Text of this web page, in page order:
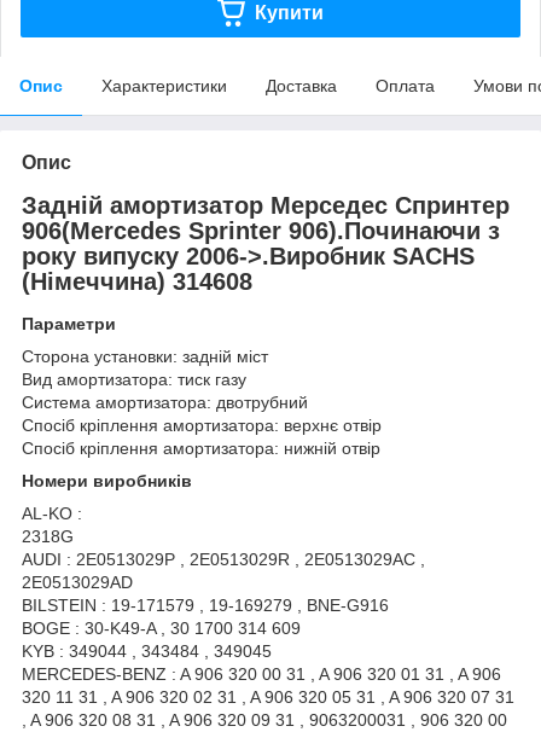
Купити
Опис Характеристики Доставка Оплата Умови
Опис
Задній амортизатор Мерседес Спринтер
906(Mercedes Sprinter 906).Починаючи з
року випуску 2006->.Виробник SACHS
(Німеччина) 314608
Параметри
Сторона установки: задній міст
Вид амортизатора: тиск газу
Система амортизатора: двотрубний
Спосіб кріплення амортизатора: верхнє отвір
Спосіб кріплення амортизатора: нижній отвір
Номери виробників
AL-KO :
2318G
AUDI : 2E0513029P , 2E0513029R , 2E0513029AC ,
2E0513029AD
BILSTEIN : 19-171579 , 19-169279 , BNE-G916
BOGE : 30-K49-A , 30 1700 314 609
KYB : 349044 , 343484 , 349045
MERCEDES-BENZ : A 906 320 00 31 , A 906 320 01 31 , A 906
320 11 31 , A 906 320 02 31 , A 906 320 05 31 , A 906 320 07 31
, A 906 320 08 31 , A 906 320 09 31 , 9063200031 , 906 320 00